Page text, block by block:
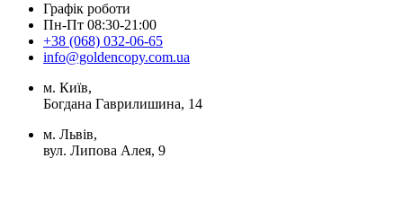
Графік роботи
Пн-Пт 08:30-21:00
+38 (068) 032-06-65
info@goldencopy.com.ua
м. Київ,
Богдана Гаврилишина, 14
м. Львів,
вул. Липова Алея, 9